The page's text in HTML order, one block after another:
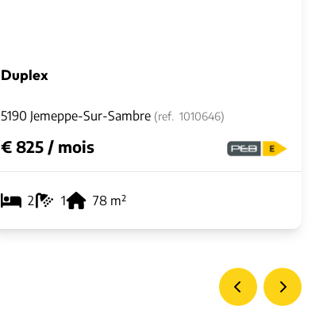
Duplex
5190 Jemeppe-Sur-Sambre (ref. 1010646)
€ 825 / mois
2 1 78 m²